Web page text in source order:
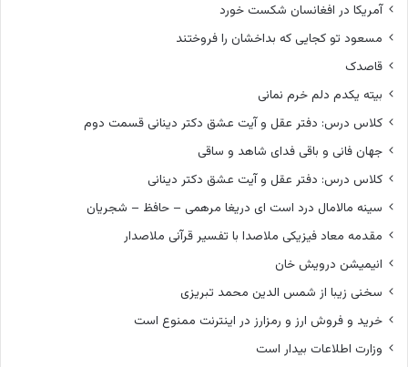
آمریکا در افغانسان شکست خورد
مسعود تو کجایی که بداخشان را فروختند
قاصدک
بیته یکدم دلم خرم نمانی
کلاس درس: دفتر عقل و آیت عشق دکتر دینانی قسمت دوم
جهان فانی و باقی فدای شاهد و ساقی
کلاس درس: دفتر عقل و آیت عشق دکتر دینانی
سینه مالامال درد است ای دریغا مرهمی – حافظ – شجریان
مقدمه معاد فیزیکی ملاصدا با تفسیر قرآنی ملاصدار
انیمیشن درویش خان
سخنی زیبا از شمس الدین محمد تبریزی
خرید و فروش ارز و رمزارز در اینترنت ممنوع است
وزارت اطلاعات بیدار است